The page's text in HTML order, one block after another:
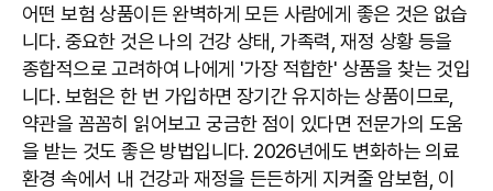
어떤 보험 상품이든 완벽하게 모든 사람에게 좋은 것은 없습
니다. 중요한 것은 나의 건강 상태, 가족력, 재정 상황 등을
종합적으로 고려하여 나에게 '가장 적합한' 상품을 찾는 것입
니다. 보험은 한 번 가입하면 장기간 유지하는 상품이므로,
약관을 꼼꼼히 읽어보고 궁금한 점이 있다면 전문가의 도움
을 받는 것도 좋은 방법입니다. 2026년에도 변화하는 의료
환경 속에서 내 건강과 재정을 든든하게 지켜줄 암보험, 이